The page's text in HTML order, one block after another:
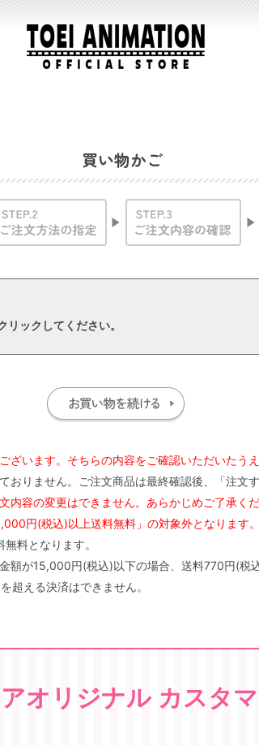
買い物かご
ックしてください。
います。そちらの内容をご確認いただいたう
りません。ご注文商品は最終確認後、「注文
容の変更はできません。あらかじめご了承くだ
円(税込)以上送料無料」の対象外となります。
料となります。
額が15,000円(税込)以下の場合、送料770円(税
超える決済はできません。
オリジナル カスタ